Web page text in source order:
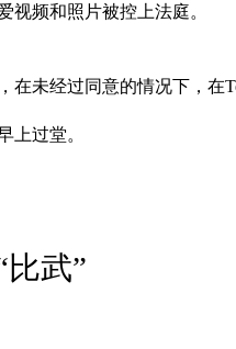
视频和照片被控上法庭。
未经过同意的情况下，在
上过堂。
武”